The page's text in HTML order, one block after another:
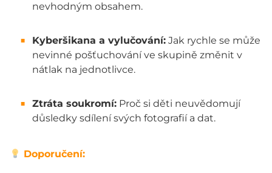
nevhodným obsahem.
Kyberšikana a vylučování:Jak rychle se může
nevinné pošťuchování ve skupině změnit v
nátlak na jednotlivce.
Ztráta soukromí:Proč si děti neuvědomují
důsledky sdílení svých fotografií a dat.
Doporučení: